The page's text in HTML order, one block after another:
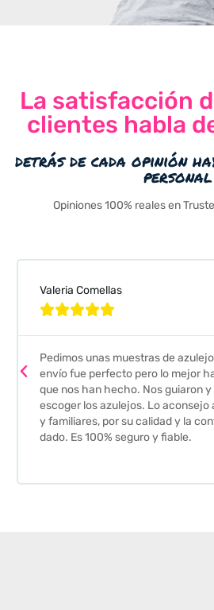
La satisfacción
clientes habla
detrás de cada opinión
personal
Opiniones 100% reales en
Valeria Comellas

Pedimos unas muestras de
envío fue perfecto pero lo mejor
que nos han hecho. Nos guiaron
escoger los azulejos. Lo aconsejo
y familiares, por su calidad y la
dado. Es 100% seguro y fiable.